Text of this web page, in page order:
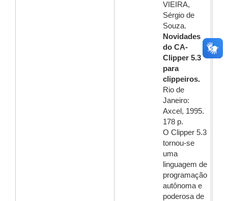
VIEIRA,
Sérgio de
Souza.
Novidades
do CA-
Clipper 5.3
para
clippeiros.
Rio de
Janeiro:
Axcel, 1995.
178 p.
O Clipper 5.3
tornou-se
uma
linguagem de
programação
autônoma e
poderosa de